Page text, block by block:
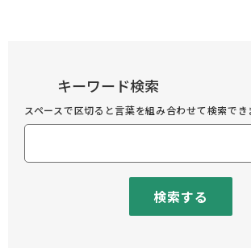
キーワード検索
スペースで区切ると言葉を組み合わせて検索でき
検索する